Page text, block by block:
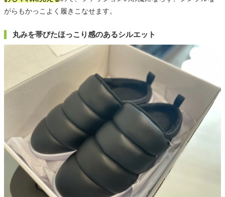
がらもかっこよく履きこなせます。
丸みを帯びたほっこり感のあるシルエット